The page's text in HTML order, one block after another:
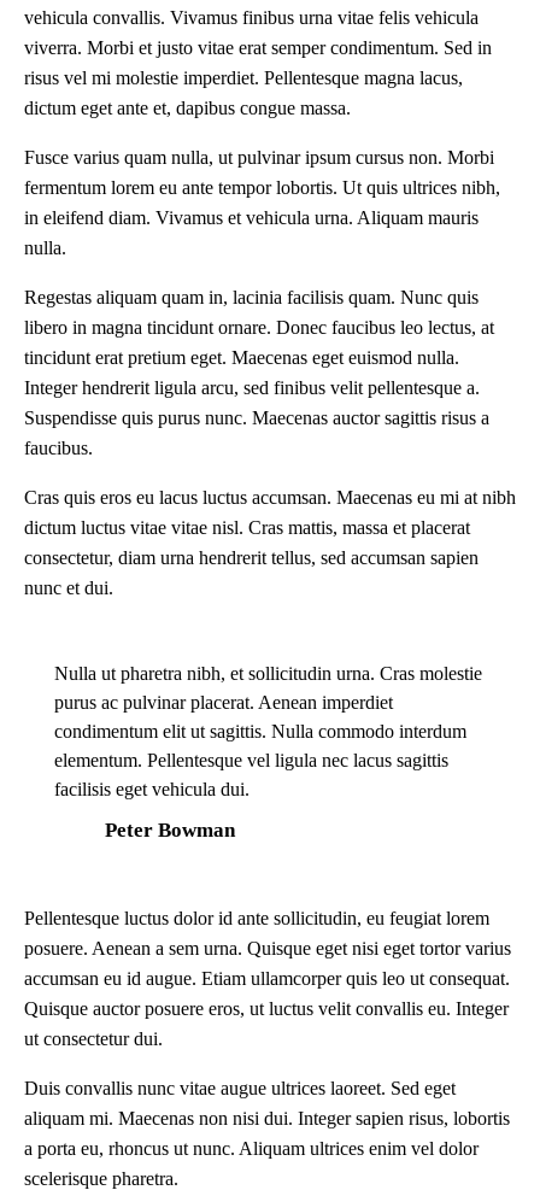
vehicula convallis. Vivamus finibus urna vitae felis vehicula
viverra. Morbi et justo vitae erat semper condimentum. Sed in
risus vel mi molestie imperdiet. Pellentesque magna lacus,
dictum eget ante et, dapibus congue massa.
Fusce varius quam nulla, ut pulvinar ipsum cursus non. Morbi
fermentum lorem eu ante tempor lobortis. Ut quis ultrices nibh,
in eleifend diam. Vivamus et vehicula urna. Aliquam mauris
nulla.
Regestas aliquam quam in, lacinia facilisis quam. Nunc quis
libero in magna tincidunt ornare. Donec faucibus leo lectus, at
tincidunt erat pretium eget. Maecenas eget euismod nulla.
Integer hendrerit ligula arcu, sed finibus velit pellentesque a.
Suspendisse quis purus nunc. Maecenas auctor sagittis risus a
faucibus.
Cras quis eros eu lacus luctus accumsan. Maecenas eu mi at nibh
dictum luctus vitae vitae nisl. Cras mattis, massa et placerat
consectetur, diam urna hendrerit tellus, sed accumsan sapien
nunc et dui.
Nulla ut pharetra nibh, et sollicitudin urna. Cras molestie
purus ac pulvinar placerat. Aenean imperdiet
condimentum elit ut sagittis. Nulla commodo interdum
elementum. Pellentesque vel ligula nec lacus sagittis
facilisis eget vehicula dui.
Peter Bowman
Pellentesque luctus dolor id ante sollicitudin, eu feugiat lorem
posuere. Aenean a sem urna. Quisque eget nisi eget tortor varius
accumsan eu id augue. Etiam ullamcorper quis leo ut consequat.
Quisque auctor posuere eros, ut luctus velit convallis eu. Integer
ut consectetur dui.
Duis convallis nunc vitae augue ultrices laoreet. Sed eget
aliquam mi. Maecenas non nisi dui. Integer sapien risus, lobortis
a porta eu, rhoncus ut nunc. Aliquam ultrices enim vel dolor
scelerisque pharetra.